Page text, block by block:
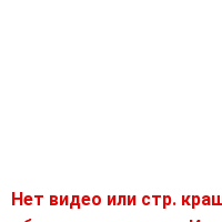
Нет видео или стр.